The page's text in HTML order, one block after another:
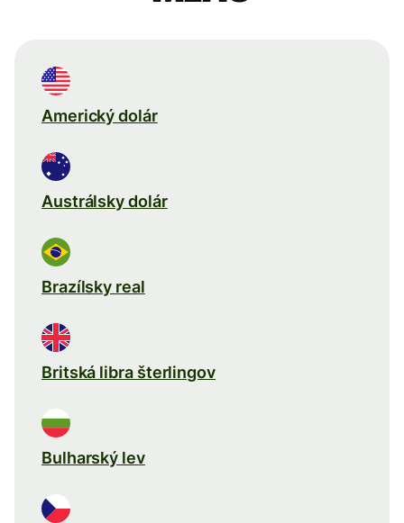
Americký dolár
Austrálsky dolár
Brazílsky real
Britská libra šterlingov
Bulharský lev